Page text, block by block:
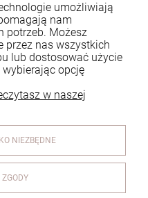
i zwroty
umożliwiają
nam
potrzeb. Możesz
przez nas wszystkich
lub dostosować użycie
opcję
w naszej
NIEZBĘDNE
ZGODY